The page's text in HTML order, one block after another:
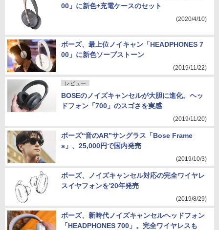
00」に新色+充電ケースのセット
(2020/4/10)
ボーズ、最上位ノイキャン「HEADPHONES 7
00」に新色ソープストーン
(2019/11/22)
レビュー
BOSEのノイズキャンセルが大胆に進化。ヘッ
ドフォン「700」のスゴさを実感
(2019/11/20)
ボーズ“音のAR”サングラス「Bose Frame
s」、25,000円で国内発売
(2019/10/3)
ボーズ、ノイズキャンセル対応の完全ワイヤレ
スイヤフォンを'20年発売
(2019/8/29)
ボーズ、新時代ノイズキャンセルヘッドフォン
「HEADPHONES 700」。完全ワイヤレスも